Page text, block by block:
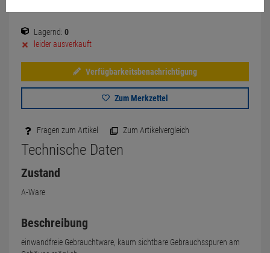
Lagernd: 0
leider ausverkauft
Verfügbarkeitsbenachrichtigung
Zum Merkzettel
Fragen zum Artikel Zum Artikelvergleich
Technische Daten
Zustand
A-Ware
Beschreibung
einwandfreie Gebrauchtware, kaum sichtbare Gebrauchsspuren am